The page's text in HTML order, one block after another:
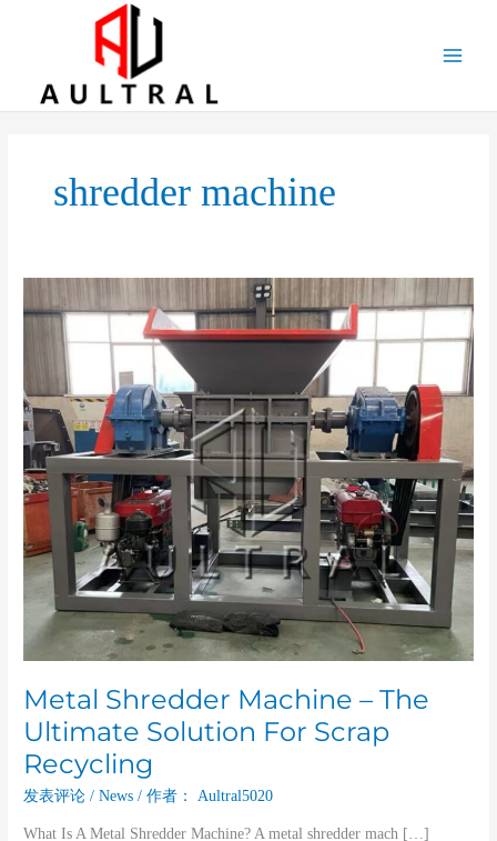
shredder machine
Metal Shredder Machine – The
Ultimate Solution For Scrap
Recycling
发表评论 /News / 作者： Aultral5020
What Is A Metal Shredder Machine? A metal shredder mach […]
Shredder
Machine
Ultimate
Solution
For
Scrap
Recycling